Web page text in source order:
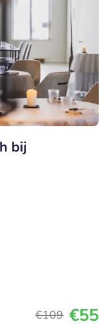
bij
€109 €55